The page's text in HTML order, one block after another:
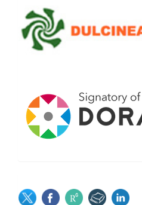
SOCIAL